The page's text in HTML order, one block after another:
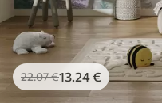
22.07€13 .24€